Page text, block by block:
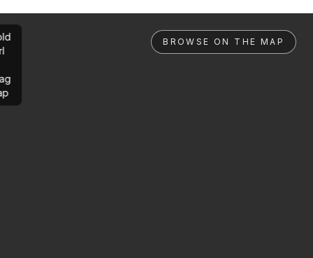
BROWSE ON THE MAP